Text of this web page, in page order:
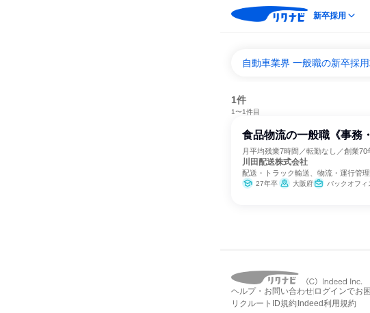
新卒採用
自動車業界 一般職の新卒採
1件
1〜1件目
食品物流の一般職《事務
月平均残業7時間／転勤なし／創業
川田配送株式会社
配送・トラック輸送、物流・運行管
27年卒 大阪府 バックオフ
ヘルプ・お問い合わせ ログインでお
リクルートID規約 Indeed利用規約